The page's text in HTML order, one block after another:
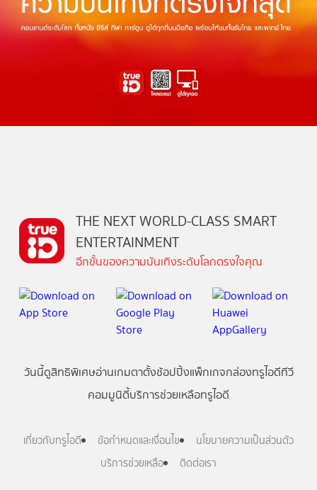
THE NEXT WORLD-CLASS SMART
ENTERTAINMENT
อีกขั้นของความบันเทิงระดับโลกตรงใจคุณ
วันนี้ดูสิทธิพิเศษอ่านเกมตาตั้งช้อปปิ้งแพ็กเกจกล่องทรูไอดีทีวี
คอมมูนิตี้บริการช่วยเหลือทรูไอดี
เกี่ยวกับทรูไอดี ข้อกำหนดและเงื่อนไข
นโยบายความเป็นส่วนตัว
บริการช่วยเหลือ
ติดต่อเรา